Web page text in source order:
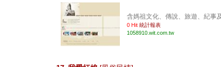
含媽祖文化、傳說、旅遊、紀事
0 Hit 統計報表
1058910.wit.com.tw